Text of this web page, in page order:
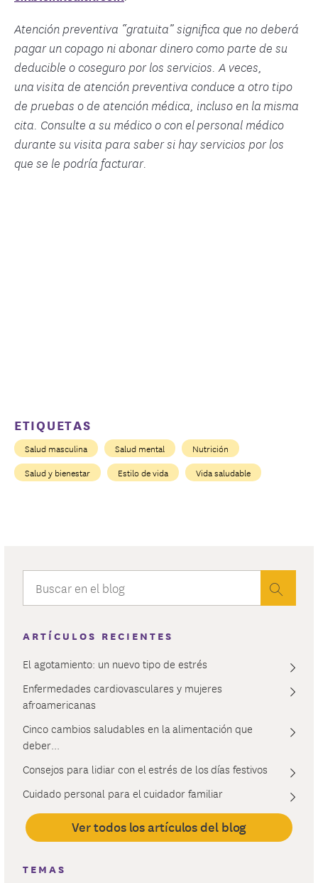
Atención preventiva “gratuita” significa que no deberá
pagar un copago ni abonar dinero como parte de su
deducible o coseguro por los servicios. A veces,
una visita de atención preventiva conduce a otro tipo
de pruebas o de atención médica, incluso en la misma
cita. Consulte a su médico o con el personal médico
durante su visita para saber si hay servicios por los
que se le podría facturar.
ETIQUETAS
Salud masculina Salud mental
Nutrición
Salud y bienestar
Estilo de vida Vida saludable
ARTÍCULOS RECIENTES
El agotamiento: un nuevo tipo de estrés
Enfermedades cardiovasculares y mujeres
afroamericanas
Cinco cambios saludables en la alimentación que
deber...
Consejos para lidiar con el estrés de los días festivos
Cuidado personal para el cuidador familiar
Ver todos los artículos del blog
TEMAS